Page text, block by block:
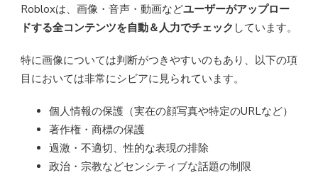
Robloxは、画像・音声・動画などユーザーがアップロー
ドする全コンテンツを自動＆人力でチェック しています。
特に画像については判断がつきやすいのもあり、以下の項
目においては非常にシビアに見られています。
個人情報の保護（実在の顔写真や特定のURLなど）
著作権・商標の保護
過激・不適切、性的な表現の排除
政治・宗教などセンシティブな話題の制限